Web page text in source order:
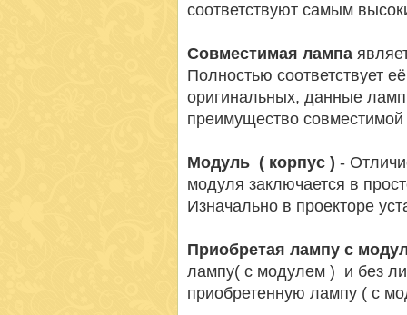
соответствуют самым
Совместимая лампа
Полностью соответствует
оригинальных, данные
преимущество
Модуль ( корпус ) -
модуля заключается в
Изначально в проекторе
Приобретая лампу с
лампу( с модулем ) и без
приобретенную лампу ( с